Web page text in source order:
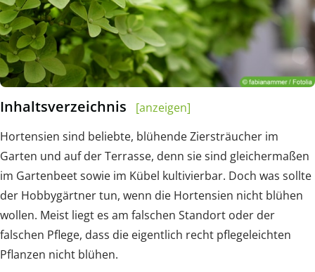
Inhaltsverzeichnis
[anzeigen]
Hortensien sind beliebte, blühende Ziersträucher im
Garten und auf der Terrasse, denn sie sind gleichermaßen
im Gartenbeet sowie im Kübel kultivierbar. Doch was sollte
der Hobbygärtner tun, wenn die Hortensien nicht blühen
wollen. Meist liegt es am falschen Standort oder der
falschen Pflege, dass die eigentlich recht pflegeleichten
Pflanzen nicht blühen.